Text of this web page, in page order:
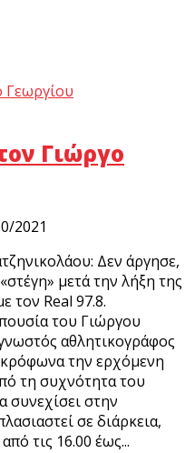
Γιώργο
2021
Δεν άργησε,
μετά την λήξη της
τον Real 97.8.
του Γιώργου
αθλητικογράφος
την ερχόμενη
τη συχνότητα του
συνεχίσει στην
σε διάρκεια,
τις 16.00 έως...